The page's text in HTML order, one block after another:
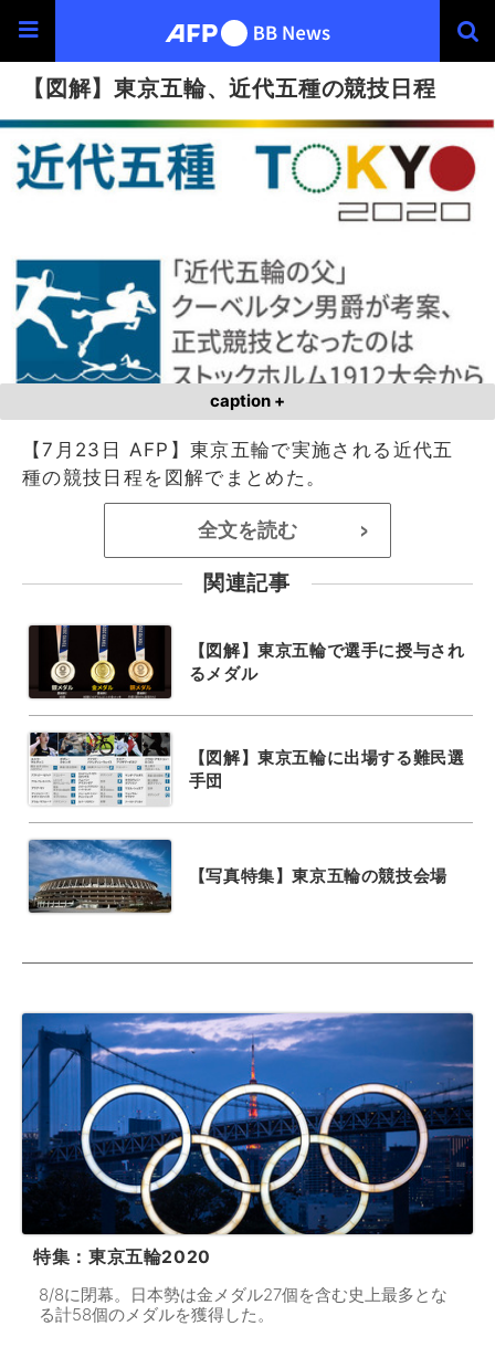
【図解】東京五輪、近代五種の競技日程
caption +
【7月23日 AFP】東京五輪で実施される近代五
種の競技日程を図解でまとめた。
全文を読む >
関連記事
【図解】東京五輪で選手に授与され
るメダル
【図解】東京五輪に出場する難民選
手団
【写真特集】東京五輪の競技会場
特集：東京五輪2020
8/8に閉幕。日本勢は金メダル27個を含む史上最多とな
る計58個のメダルを獲得した。